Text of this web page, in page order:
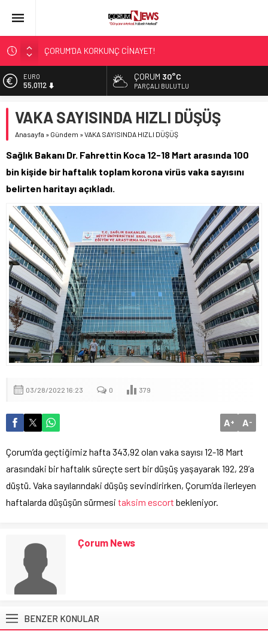
ÇORUM’DA KORKUNÇ CİNAYET!
ASLAN, CUMHURBAŞKANI BAŞDANIŞMANI OLDU
SIR PERDESİ ÇÖZÜLDÜ!
ÇATIDAN DÜŞTÜ!
EURO
55,0112
6.519,97
BİST
47,7025
ÇORUM 30°C
PARÇALI BULUTLU
VAKA SAYISINDA HIZLI DÜŞÜŞ
Anasayfa » Gündem »VAKA SAYISINDA HIZLI DÜŞÜŞ
Sağlık Bakanı Dr. Fahrettin Koca 12-18 Mart arasında 100
bin kişide bir haftalık toplam korona virüs vaka sayısını
belirten haritayı açıkladı.
03/28/2022 16:23 0 379
A+ A-
Çorum’da geçtiğimiz hafta 343,92 olan vaka sayısı 12-18 Mart
arasındaki bir haftalık süreçte sert bir düşüş yaşayarak 192, 29’a
düştü. Vaka sayılarındaki düşüş sevindirirken, Çorum’da ilerleyen
haftalarda düşüşün sürmesi taksim escort bekleniyor.
Çorum News
BENZER KONULAR